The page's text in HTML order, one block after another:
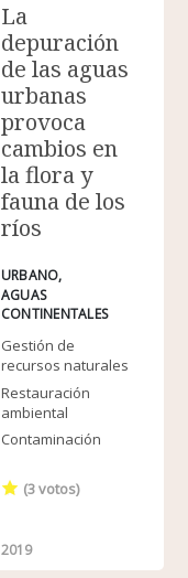
La
depuración
de las aguas
urbanas
provoca
cambios en
la flora y
fauna de los
ríos
URBANO
AGUAS
CONTINENTALES
Gestión de
recursos naturales
Restauración
ambiental
Contaminación
(3votos)
2019